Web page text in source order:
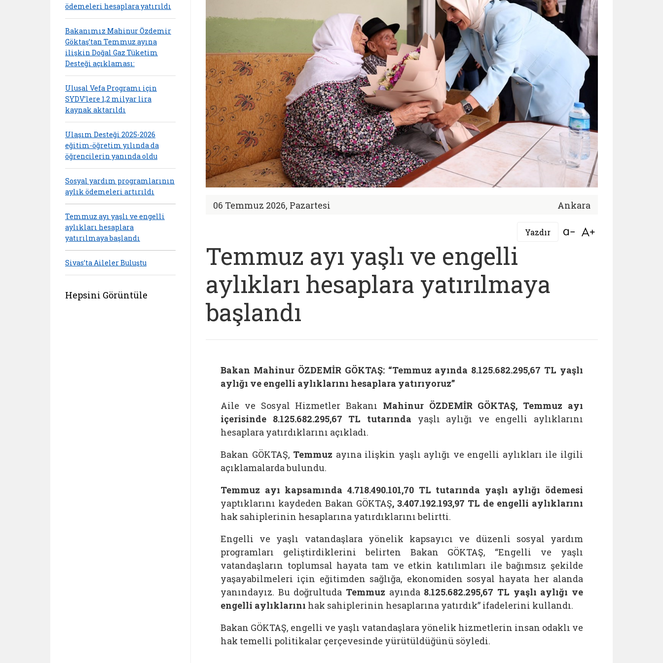
06 Temmuz 2026, Pazartesi Ankara
Yazdır Bağlantıyı aç
Temmuz ayı yaşlı ve engelli
aylıkları hesaplara yatırılmaya
başlandı
Bakan Mahinur ÖZDEMİR GÖKTAŞ: “Temmuz ayında 8.125.682.295,67 TL yaşlı
aylığı ve engelli aylıklarını hesaplara yatırıyoruz”
Aile ve Sosyal Hizmetler Bakanı Mahinur ÖZDEMİR GÖKTAŞ, Temmuz ayı
içerisinde 8.125.682.295,67 TL tutarında yaşlı aylığı ve engelli aylıklarını
hesaplara yatırdıklarını açıkladı.
Bakan GÖKTAŞ, Temmuz ayına ilişkin yaşlı aylığı ve engelli aylıkları ile ilgili
açıklamalarda bulundu.
Temmuz ayı kapsamında 4.718.490.101,70 TL tutarında yaşlı aylığı ödemesi
yaptıklarını kaydeden Bakan GÖKTAŞ, 3.407.192.193,97 TL de engelli aylıklarını
hak sahiplerinin hesaplarına yatırdıklarını belirtti.
Engelli ve yaşlı vatandaşlara yönelik kapsayıcı ve düzenli sosyal yardım
programları geliştirdiklerini belirten Bakan GÖKTAŞ, “Engelli ve yaşlı
vatandaşların toplumsal hayata tam ve etkin katılımları ile bağımsız şekilde
yaşayabilmeleri için eğitimden sağlığa, ekonomiden sosyal hayata her alanda
yanındayız. Bu doğrultuda Temmuz ayında 8.125.682.295,67 TL yaşlı aylığı ve
engelli aylıklarını hak sahiplerinin hesaplarına yatırdık” ifadelerini kullandı.
Bakan GÖKTAŞ, engelli ve yaşlı vatandaşlara yönelik hizmetlerin insan odaklı ve
hak temelli politikalar çerçevesinde yürütüldüğünü söyledi.
ödemeleri hesaplara yatırıldı
Bakanımız Mahinur Özdemir
Göktaş’tan Temmuz ayına
ilişkin Doğal Gaz Tüketim
Desteği açıklaması:
Ulusal Vefa Programı için
SYDV’lere 1,2 milyar lira
kaynak aktarıldı
Ulaşım Desteği 2025-2026
eğitim-öğretim yılında da
öğrencilerin yanında oldu
Sosyal yardım programlarının
aylık ödemeleri artırıldı
Temmuz ayı yaşlı ve engelli
aylıkları hesaplara
yatırılmaya başlandı
Sivas’ta Aileler Buluştu
Hepsini Görüntüle